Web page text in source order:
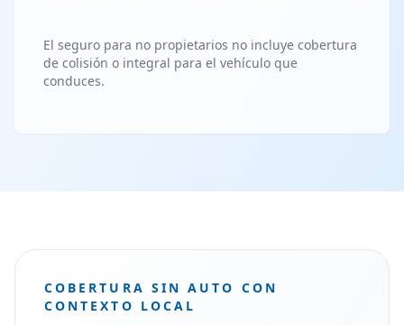
El seguro para no propietarios no incluye cobertura
de colisión o integral para el vehículo que
conduces.
COBERTURA SIN AUTO CON
CONTEXTO LOCAL